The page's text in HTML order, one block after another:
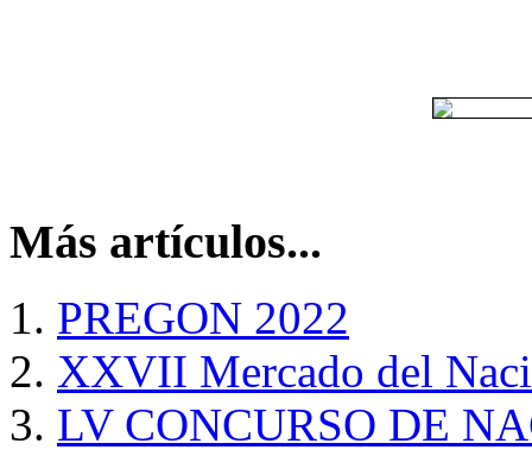
Más artículos...
PREGON 2022
XXVII Mercado del
LV CONCURSO DE